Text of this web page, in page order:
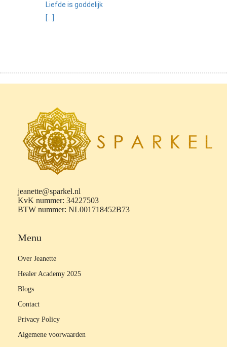
Liefde is goddelijk
[...]
jeanette@sparkel.nl
KvK nummer: 34227503
BTW nummer: NL001718452B73
Menu
Over Jeanette
Healer Academy 2025
Blogs
Contact
Privacy Policy
Algemene voorwaarden